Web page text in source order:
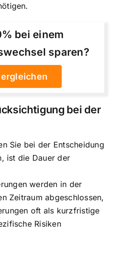
bei einem
sparen?
bei der
Sie bei der Entscheidung
ist die Dauer der
werden in der
Zeitraum abgeschlossen,
oft als kurzfristige
Risiken